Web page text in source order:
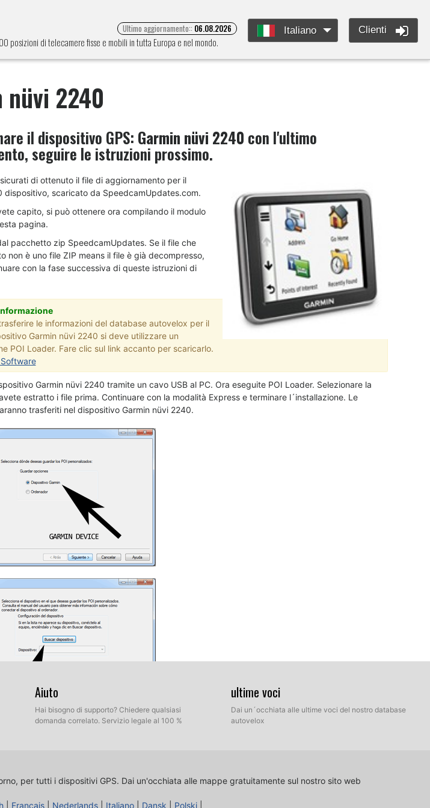
posizioni di telecamere fisse e mobili in tutta Europa e nel mondo.
Ultimo aggiornamento:: 06.08.2026 Italiano Clienti
nüvi 2240
il dispositivo GPS: Garmin nüvi 2240 con l'ultimo
seguire le istruzioni prossimo.
di ottenuto il file di aggiornamento per il
dispositivo, scaricato da SpeedcamUpdates.com.
capito, si può ottenere ora compilando il modulo
pagina.
pacchetto zip SpeedcamUpdates. Se il file che
non è uno file ZIP means il file è già decompresso,
con la fase successiva di queste istruzioni di
le informazioni del database autovelox per il
Garmin nüvi 2240 si deve utilizzare un
POI Loader. Fare clic sul link accanto per scaricarlo.
Garmin nüvi 2240 tramite un cavo USB al PC. Ora eseguite POI Loader. Selezionare la
estratto i file prima. Continuare con la modalità Express e terminare l´installazione. Le
trasferiti nel dispositivo Garmin nüvi 2240.
Aiuto
Hai bisogno di supporto? Chiedere qualsiasi
domanda correlato. Servizio legale al 100 %
ultime voci
Dai un´occhiata alle ultime voci del nostro database
autovelox
per tutti i dispositivi GPS. Dai un'occhiata alle mappe gratuitamente sul nostro sito web
Français Nederlands Italiano Dansk Polski